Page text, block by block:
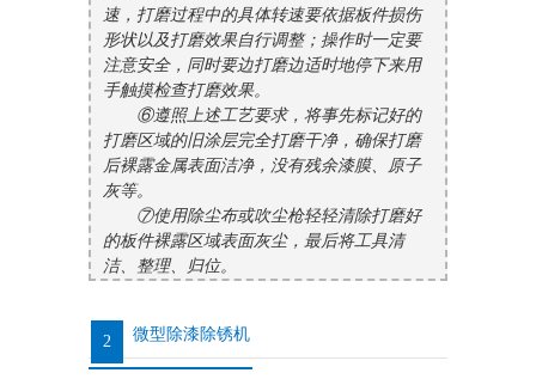
速，打磨过程中的具体转速要依据板件损伤
形状以及打磨效果自行调整；操作时一定要
注意安全，同时要边打磨边适时地停下来用
手触摸检查打磨效果。
⑥遵照上述工艺要求，将事先标记好的
打磨区域的旧涂层完全打磨干净，确保打磨
后裸露金属表面洁净，没有残余漆膜、原子
灰等。
⑦使用除尘布或吹尘枪轻轻清除打磨好
的板件裸露区域表面灰尘，最后将工具清
洁、整理、归位。
2 微型除漆除锈机